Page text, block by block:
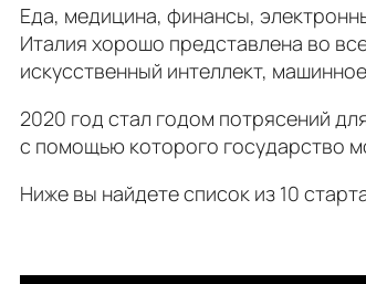
Еда, медицина, финансы,
Италия хорошо представлена ​​во
искусственный интеллект,
2020 год стал годом потрясений
с помощью которого государство
Ниже вы найдете список из 10